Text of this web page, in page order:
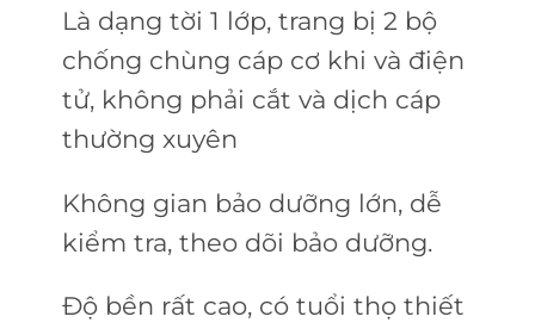
Là dạng tời 1 lớp, trang bị 2 bộ
chống chùng cáp cơ khi và điện
tử, không phải cắt và dịch cáp
thường xuyên
Không gian bảo dưỡng lớn, dễ
kiểm tra, theo dõi bảo dưỡng.
Độ bền rất cao, có tuổi thọ thiết